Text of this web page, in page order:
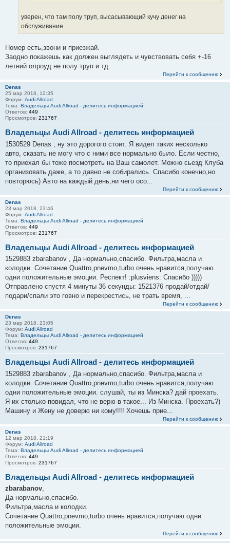
ч
н
и
ц
и
т
ы
т
о
н
и
к
т
а
ы
уверен, что там полу труп, высасывающий кучу денег на
обслуживание
Номер есть,звони и приезжай.
Заодно покажешь как должен выглядеть и чувствовать себя +-16
летний олроуд не полу труп и тд.
Перейти к сообщению
Denas
25 мар 2018, 12:35
Форум: Audi Allroad
Тема: Владельцы Audi Allroad - делитесь информацией
Ответов: 449
Просмотров: 231767
Владельцы Audi Allroad - делитесь информацией
1530529 Denas , ну это дорогого стоит. Я видел таких несколько
авто, сказать не могу что с ними все нормально было. Если честно,
то приехал бы тоже посмотреть на Ваш самолет. Можно сьезд Клуба
организовать даже, а то давно не собирались. Спасибо конечно,но
повторюсь) Авто на каждый день,ни чего осо...
Перейти к сообщению
Denas
23 мар 2018, 23:46
Форум: Audi Allroad
Тема: Владельцы Audi Allroad - делитесь информацией
Ответов: 449
Просмотров: 231767
Владельцы Audi Allroad - делитесь информацией
1529883 zbarabanov , Да нормально,спасибо. Фильтра,масла и
колодки. Сочетание Quattro,pnevmo,turbo очень нравится,получаю
одни положительные эмоции. Респект! :plusviens: Спасибо )))))
Отправлено спустя 4 минуты 36 секунды: 1521376 продай/отдай/
подари/спали это говно и перекрестись, не трать время, ...
Перейти к сообщению
Denas
23 мар 2018, 23:05
Форум: Audi Allroad
Тема: Владельцы Audi Allroad - делитесь информацией
Ответов: 449
Просмотров: 231767
Владельцы Audi Allroad - делитесь информацией
1529883 zbarabanov , Да нормально,спасибо. Фильтра,масла и
колодки. Сочетание Quattro,pnevmo,turbo очень нравится,получаю
одни положительные эмоции. слушай, ты из Минска? дай проехать.
Я их столько повидал, что не верю в такое... Из Минска. Проехать?)
Машину и Жену не доверю ни кому!!!! Хочешь прие...
Перейти к сообщению
Denas
12 мар 2018, 21:19
Форум: Audi Allroad
Тема: Владельцы Audi Allroad - делитесь информацией
Ответов: 449
Просмотров: 231767
Владельцы Audi Allroad - делитесь информацией
zbarabanov,
Да нормально,спасибо.
Фильтра,масла и колодки.
Сочетание Quattro,pnevmo,turbo очень нравится,получаю одни
положительные эмоции.
Перейти к сообщению